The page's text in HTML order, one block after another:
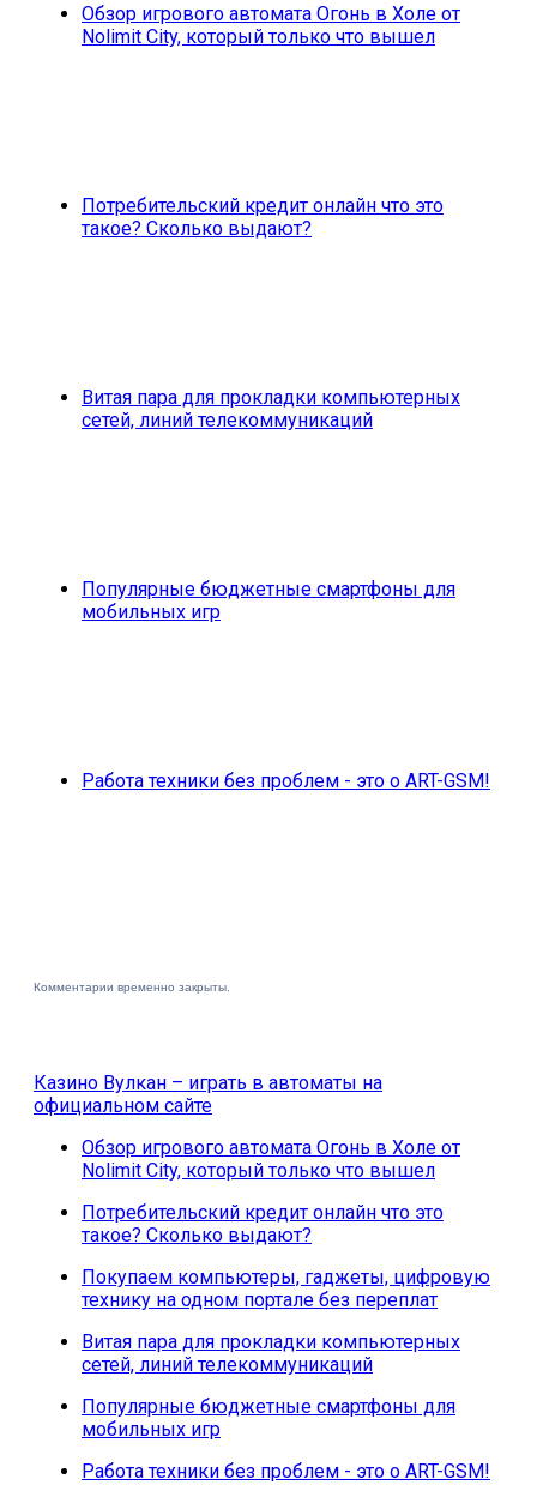
Обзор игрового автомата Огонь в Холе от
Nolimit City, который только что вышел
Потребительский кредит онлайн что это
такое? Сколько выдают?
Витая пара для прокладки компьютерных
сетей, линий телекоммуникаций
Популярные бюджетные смартфоны для
мобильных игр
Работа техники без проблем - это о ART-GSM!
Комментарии временно закрыты.
Казино Вулкан – играть в автоматы на
официальном сайте
Обзор игрового автомата Огонь в Холе от
Nolimit City, который только что вышел
Потребительский кредит онлайн что это
такое? Сколько выдают?
Покупаем компьютеры, гаджеты, цифровую
технику на одном портале без переплат
Витая пара для прокладки компьютерных
сетей, линий телекоммуникаций
Популярные бюджетные смартфоны для
мобильных игр
Работа техники без проблем - это о ART-GSM!